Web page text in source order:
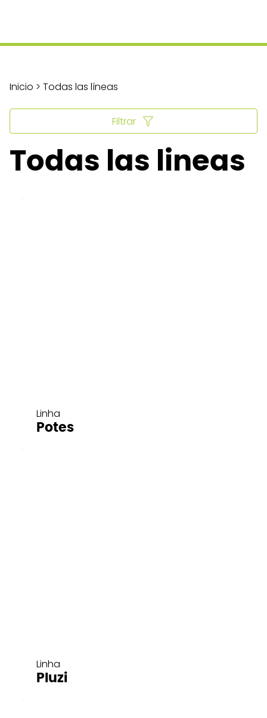
Linha
Potes
Linha
Pluzi
Todas las lineas
Inicio > Todas las líneas
Filtrar